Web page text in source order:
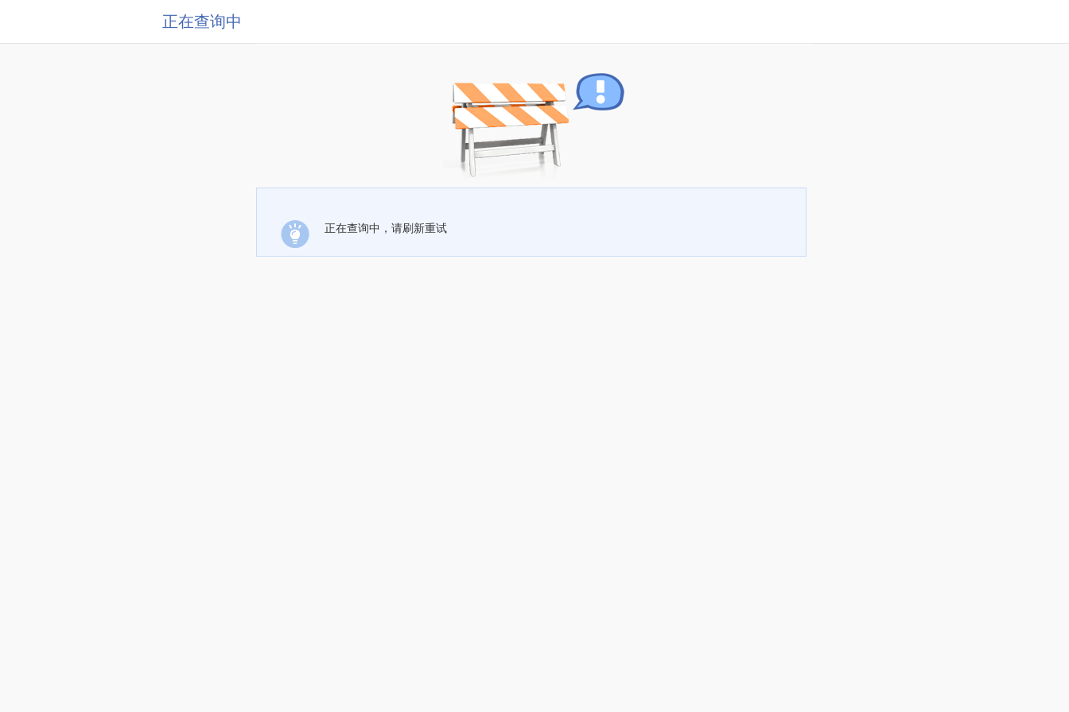
正在查询中
正在查询中，请刷新重试